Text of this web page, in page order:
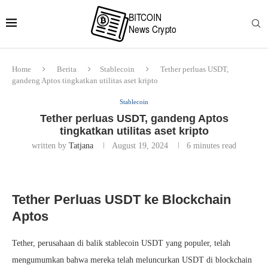
Home Berita Stablecoin
Tether perluas USDT,
gandeng Aptos tingkatkan utilitas aset kripto
Stablecoin
Tether perluas USDT, gandeng Aptos
tingkatkan utilitas aset kripto
written by Tatjana August 19, 2024 6 minutes read
Tether Perluas USDT ke Blockchain
Aptos
Tether, perusahaan di balik stablecoin USDT yang populer, telah
mengumumkan bahwa mereka telah meluncurkan USDT di blockchain